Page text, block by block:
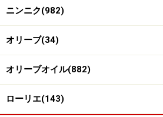
ニンニク(982)
オリーブ(34)
オリーブオイル(882)
ローリエ(143)